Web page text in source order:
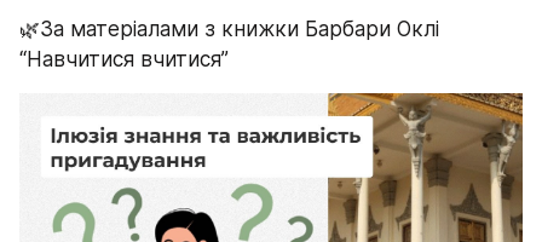
🌿За матеріалами з книжки Барбари Оклі
“Навчитися вчитися”